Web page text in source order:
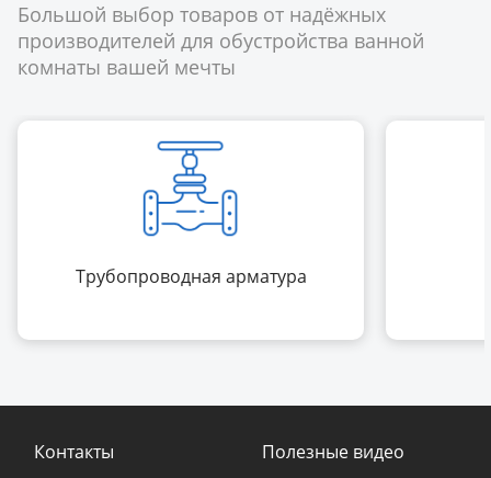
Большой выбор товаров от надёжных
производителей для обустройства ванной
комнаты вашей мечты
Трубопроводная арматура
Контакты
Полезные видео